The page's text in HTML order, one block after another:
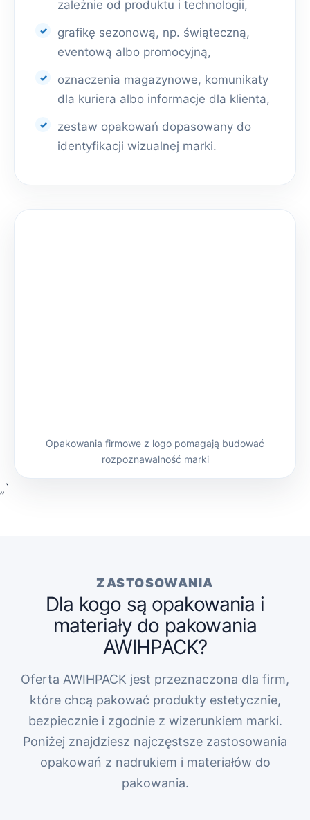
zależnie od produktu i technologii,
grafikę sezonową, np. świąteczną,
eventową albo promocyjną,
oznaczenia magazynowe, komunikaty
dla kuriera albo informacje dla klienta,
zestaw opakowań dopasowany do
identyfikacji wizualnej marki.
Opakowania firmowe z logo pomagają budować
rozpoznawalność marki
„`
ZASTOSOWANIA
Dla kogo są opakowania i
materiały do pakowania
AWIHPACK?
Oferta AWIHPACK jest przeznaczona dla firm,
które chcą pakować produkty estetycznie,
bezpiecznie i zgodnie z wizerunkiem marki.
Poniżej znajdziesz najczęstsze zastosowania
opakowań z nadrukiem i materiałów do
pakowania.